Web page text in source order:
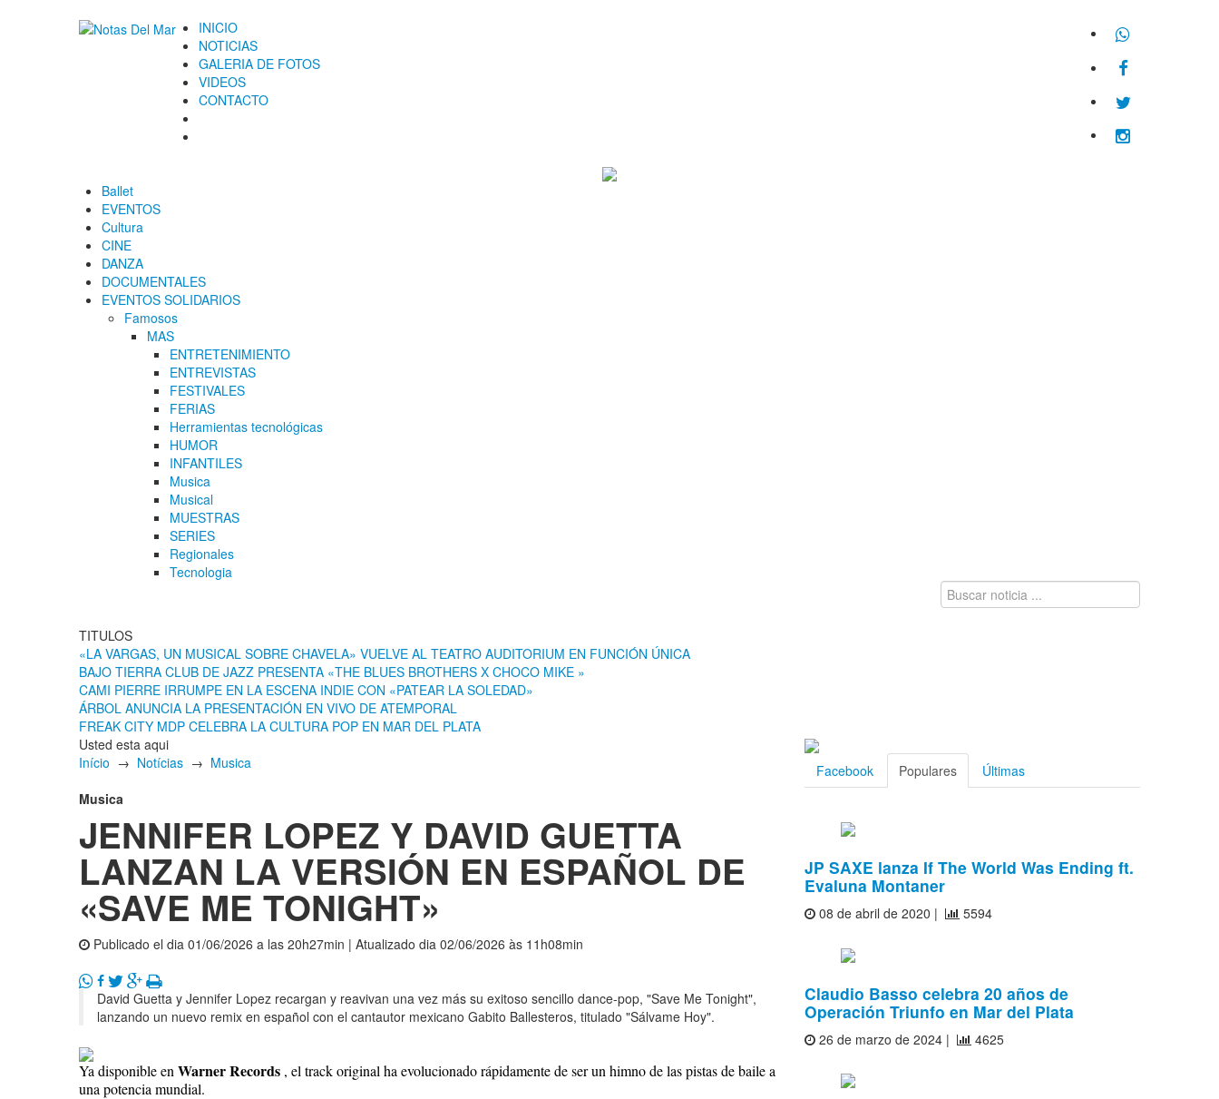
INICIO
NOTICIAS
GALERIA DE FOTOS
VIDEOS
CONTACTO
Ballet
EVENTOS
Cultura
CINE
DANZA
DOCUMENTALES
EVENTOS SOLIDARIOS
Famosos
MAS
ENTRETENIMIENTO
ENTREVISTAS
FESTIVALES
FERIAS
Herramientas tecnológicas
HUMOR
INFANTILES
Musica
Musical
MUESTRAS
SERIES
Regionales
Tecnologia
TITULOS
«LA VARGAS, UN MUSICAL SOBRE CHAVELA» VUELVE AL TEATRO AUDITORIUM EN FUNCIÓN ÚNICA
BAJO TIERRA CLUB DE JAZZ PRESENTA «THE BLUES BROTHERS X CHOCO MIKE »
CAMI PIERRE IRRUMPE EN LA ESCENA INDIE CON «PATEAR LA SOLEDAD»
ÁRBOL ANUNCIA LA PRESENTACIÓN EN VIVO DE ATEMPORAL
FREAK CITY MDP CELEBRA LA CULTURA POP EN MAR DEL PLATA
Usted esta aqui
Início → Notícias → Musica
Musica
JENNIFER LOPEZ Y DAVID GUETTA
LANZAN LA VERSIÓN EN ESPAÑOL DE
«SAVE ME TONIGHT»
Publicado el dia 01/06/2026 a las 20h27min | Atualizado dia 02/06/2026 às 11h08min
David Guetta y Jennifer Lopez recargan y reavivan una vez más su exitoso sencillo dance-pop, "Save Me Tonight",
lanzando un nuevo remix en español con el cantautor mexicano Gabito Ballesteros, titulado "Sálvame Hoy".
Ya disponible en Warner Records , el track original ha evolucionado rápidamente de ser un himno de las pistas de baile a
una potencia mundial.
Facebook Populares Últimas
JP SAXE lanza If The World Was Ending ft.
Evaluna Montaner
08 de abril de 2020 | 5594
Claudio Basso celebra 20 años de
Operación Triunfo en Mar del Plata
26 de marzo de 2024 | 4625